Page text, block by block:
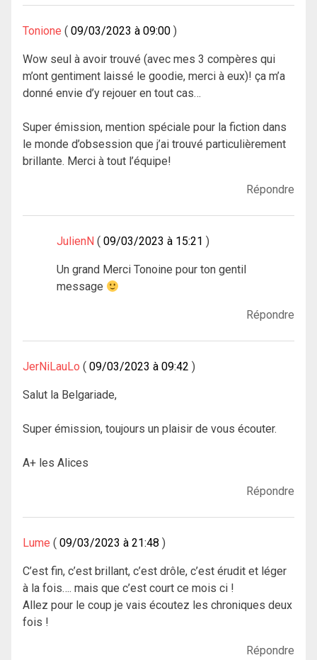
Tonione 09/03/2023 à 09:00
Wow seul à avoir trouvé (avec mes 3 compères qui
m’ont gentiment laissé le goodie, merci à eux)! ça m’a
donné envie d’y rejouer en tout cas…
Super émission, mention spéciale pour la fiction dans
le monde d’obsession que j’ai trouvé particulièrement
brillante. Merci à tout l’équipe!
Répondre
JulienN 09/03/2023 à 15:21
Un grand Merci Tonoine pour ton gentil
message
Répondre
JerNiLauLo 09/03/2023 à 09:42
Salut la Belgariade,
Super émission, toujours un plaisir de vous écouter.
A+ les Alices
Répondre
Lume 09/03/2023 à 21:48
C’est fin, c’est brillant, c’est drôle, c’est érudit et léger
à la fois…. mais que c’est court ce mois ci !
Allez pour le coup je vais écoutez les chroniques deux
fois !
Répondre